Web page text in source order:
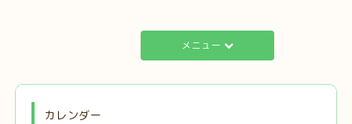
メニュー
カレンダー